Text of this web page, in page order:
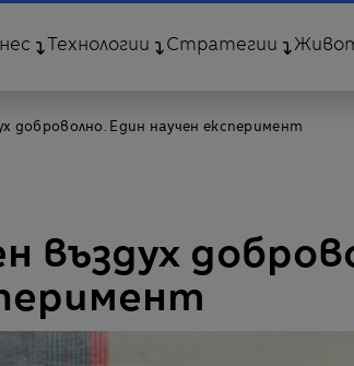
Технологии Стратегии
доброволно. Един научен експеримент
въздух